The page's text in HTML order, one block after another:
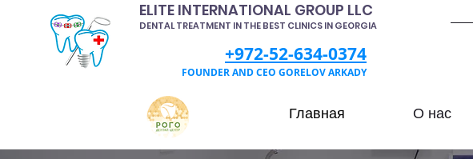
ELITE INTERNATIONAL GROUP LLC
DENTAL TREATMENT IN THE BEST CLINICS IN GEORGIA
+972-52-634-0374
FOUNDER AND CEO GORELOV ARKADY
Главная О нас